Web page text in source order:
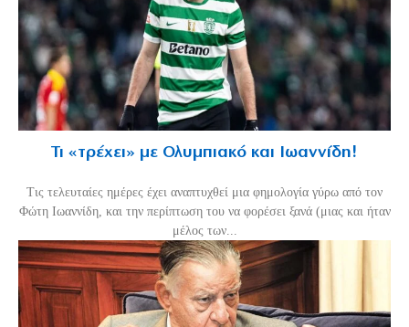
Τι «τρέχει» με Ολυμπιακό και Ιωαννίδη!
Τις τελευταίες ημέρες έχει αναπτυχθεί μια φημολογία γύρω από τον
Φώτη Ιωαννίδη, και την περίπτωση του να φορέσει ξανά (μιας και ήταν
μέλος των...